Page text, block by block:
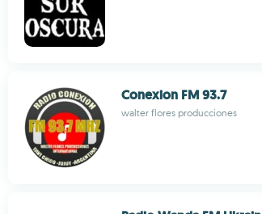
Conexion FM 93.7
walter flores producciones